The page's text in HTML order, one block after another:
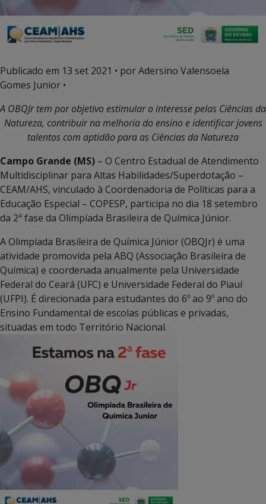
Publicado em 13 set 2021 • por Adersino Valensoela
Gomes Junior •
A OBQJr tem por objetivo estimular o interesse pelas Ciências da
Natureza, contribuir na melhoria do ensino e identificar jovens
talentos com aptidão para as Ciências da Natureza
Campo Grande (MS) – O Centro Estadual de Atendimento
Multidisciplinar para Altas Habilidades/Superdotação –
CEAM/AHS, vinculado à Coordenadoria de Políticas para a
Educação Especial – COPESP, participa no dia 18 setembro
da 2ª fase da Olimpíada Brasileira de Química Júnior.
A Olimpíada Brasileira de Química Júnior (OBQJr) é uma
atividade promovida pela ABQ (Associação Brasileira de
Química) e coordenada anualmente pela Universidade
Federal do Ceará (UFC) e Universidade Federal do Piauí
(UFPI). É direcionada para estudantes do 6º ao 9º ano do
Ensino Fundamental de escolas públicas e privadas,
situadas em todo Território Nacional.